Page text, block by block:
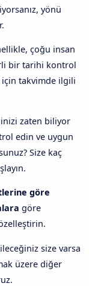
yönü
çoğu insan
bir tarihi kontrol
için takvimde ilgili
zaten biliyor
edin ve uygun
Size kaç
göre
göre
size varsa
üzere diğer